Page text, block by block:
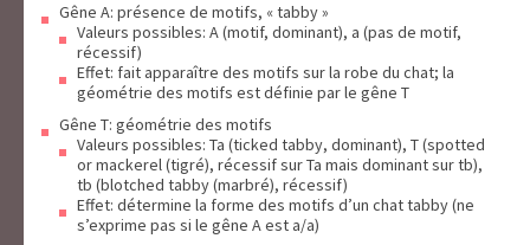
Gêne A: présence de motifs, « tabby »
Valeurs possibles: A (motif, dominant), a (pas de motif,
récessif)
Effet: fait apparaître des motifs sur la robe du chat; la
géométrie des motifs est définie par le gêne T
Gêne T: géométrie des motifs
Valeurs possibles: Ta (ticked tabby, dominant), T (spotted
or mackerel (tigré), récessif sur Ta mais dominant sur tb),
tb (blotched tabby (marbré), récessif)
Effet: détermine la forme des motifs d’un chat tabby (ne
s’exprime pas si le gêne A est a/a)